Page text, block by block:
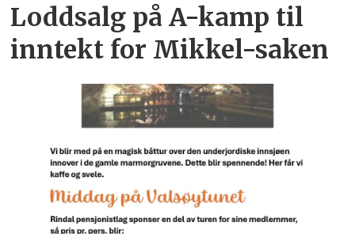
Loddsalg på A-kamp til
inntekt for Mikkel-saken